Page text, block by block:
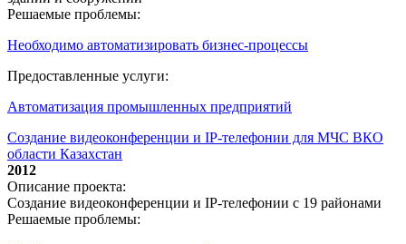
Решаемые проблемы:
Необходимо автоматизировать бизнес-процессы
Предоставленные услуги:
Автоматизация промышленных предприятий
Создание видеоконференции и IP-телефонии для МЧС ВКО
области Казахстан
2012
Описание проекта:
Создание видеоконференции и IP-телефонии с 19 районами
Решаемые проблемы: